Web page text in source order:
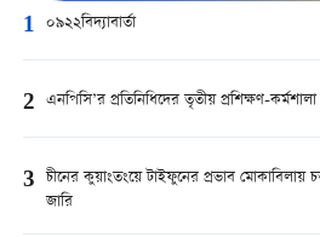
1 ০৯২২বিদ্যাবার্তা
2 এনপিসি’র প্রতিনিধিদের তৃতীয় প্রশিক্ষণ-
3 চীনের কুয়াংতংয়ে টাইফুনের প্রভাব মোকাবিলায়
জারি